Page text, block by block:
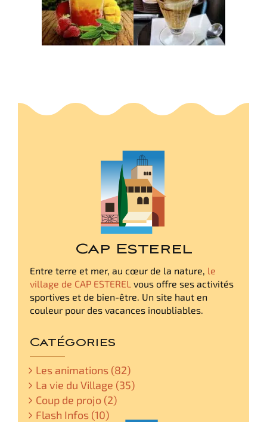
Cap Esterel
Entre terre et mer, au cœur de la nature, le
village de CAP ESTEREL vous offre ses activités
sportives et de bien-être. Un site haut en
couleur pour des vacances inoubliables.
Catégories
Les animations (82)
La vie du Village (35)
Coup de projo (2)
Flash Infos (10)